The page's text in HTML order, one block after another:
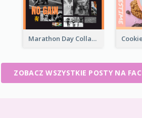
Marathon Day Collage Facebook Post
ZOBACZ WSZYSTKIE POSTY NA